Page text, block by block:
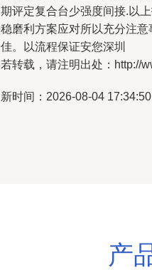
评定复合台少强度间接.以
磨利方案应对所以充分注
。以流程保证安您深圳
转载，请注明出处：http://
时间：2026-08-04 17:34:50
产